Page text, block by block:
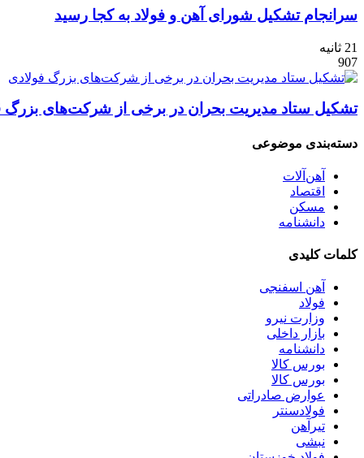
سرانجام تشکیل شورای آهن و فولاد به کجا رسید
21 ثانیه
907
تشکیل ستاد مدیریت بحران در برخی از شرکت‌های بزرگ
دسته‌بندی موضوعی
آهن‌آلات
اقتصاد
مسکن
دانشنامه
کلمات کلیدی
آهن اسفنجی
فولاد
وزارت نیرو
بازار داخلی
دانشنامه
بورس کالا
بورس کالا
عوارض صادراتی
فولادسنتر
تیرآهن
نبشی